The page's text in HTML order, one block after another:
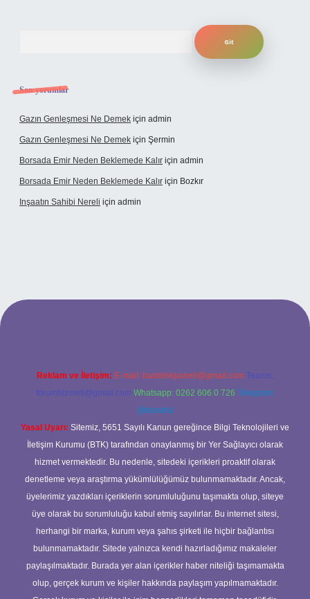
Son yorumlar
Gazın Genleşmesi Ne Demek için admin
Gazın Genleşmesi Ne Demek için Şermin
Borsada Emir Neden Beklemede Kalır için admin
Borsada Emir Neden Beklemede Kalır için Bozkır
Inşaatın Sahibi Nereli için admin
Reklam ve İletişim: E-mail: backlinkpaneli@gmail.com Teams:
forumhizmeti@gmail.com Whatsapp: 0262 606 0 726 Telegram:
@karabul
Yasal Uyarı: Sitemiz, 5651 Sayılı Kanun gereğince Bilgi Teknolojileri ve
İletişim Kurumu (BTK) tarafından onaylanmış bir Yer Sağlayıcı olarak
hizmet vermektedir. Bu nedenle, sitedeki içerikleri proaktif olarak
denetleme veya araştırma yükümlülüğümüz bulunmamaktadır. Ancak,
üyelerimiz yazdıkları içeriklerin sorumluluğunu taşımakta olup, siteye
üye olarak bu sorumluluğu kabul etmiş sayılırlar. Bu internet sitesi,
herhangi bir marka, kurum veya şahıs şirketi ile hiçbir bağlantısı
bulunmamaktadır. Sitede yalnızca kendi hazırladığımız makaleler
paylaşılmaktadır. Burada yer alan içerikler haber niteliği taşımamakta
olup, gerçek kurum ve kişiler hakkında paylaşım yapılmamaktadır.